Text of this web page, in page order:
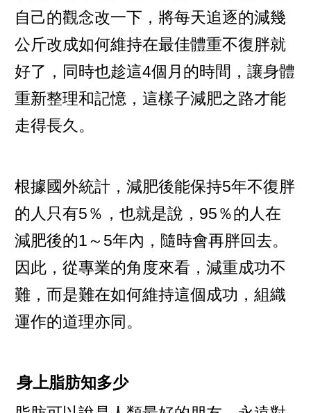
自己的觀念改一下，將每天追逐的減幾
公斤改成如何維持在最佳體重不復胖就
好了，同時也趁這4個月的時間，讓身體
重新整理和記憶，這樣子減肥之路才能
走得長久。
根據國外統計，減肥後能保持5年不復胖
的人只有5％，也就是說，95％的人在
減肥後的1～5年內，隨時會再胖回去。
因此，從專業的角度來看，減重成功不
難，而是難在如何維持這個成功，組織
運作的道理亦同。
身上脂肪知多少